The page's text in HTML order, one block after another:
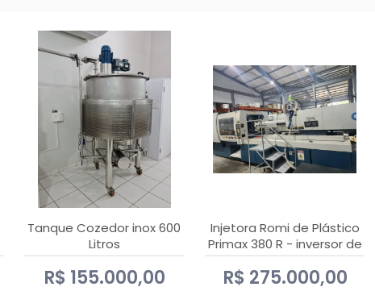
Tanque Cozedor inox 600
Litros
R$ 155.000,00
Injetora Romi de Plástico
Primax 380 R - inversor de
frequência NR 12 - 2008
R$ 275.000,00